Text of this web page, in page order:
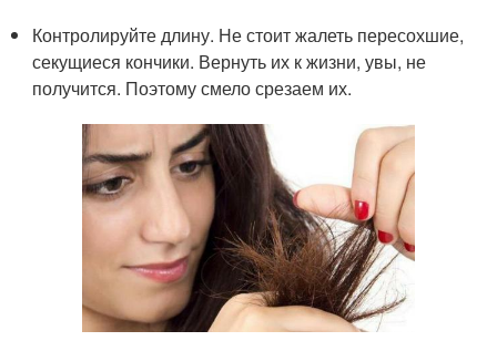
Контролируйте длину. Не стоит жалеть пересохшие,
секущиеся кончики. Вернуть их к жизни, увы, не
получится. Поэтому смело срезаем их.